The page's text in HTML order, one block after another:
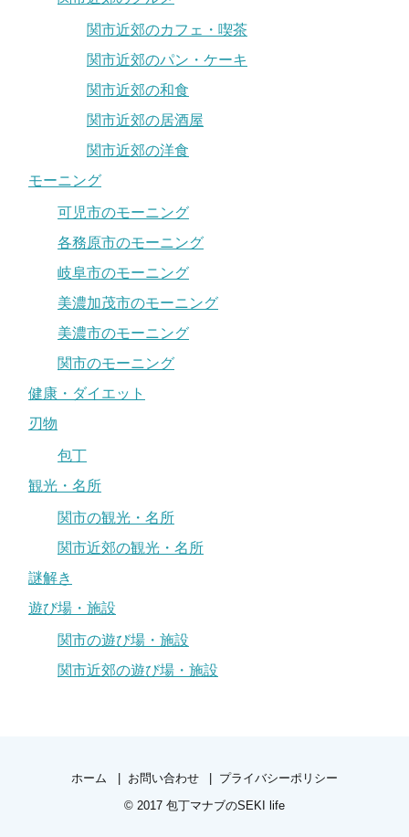
関市近郊のカフェ・喫茶
関市近郊のパン・ケーキ
関市近郊の和食
関市近郊の居酒屋
関市近郊の洋食
モーニング
可児市のモーニング
各務原市のモーニング
岐阜市のモーニング
美濃加茂市のモーニング
美濃市のモーニング
関市のモーニング
健康・ダイエット
刃物
包丁
観光・名所
関市の観光・名所
関市近郊の観光・名所
謎解き
遊び場・施設
関市の遊び場・施設
関市近郊の遊び場・施設
ホーム お問い合わせ
プライバシーポリシー
© 2017 包丁マナブのSEKI life